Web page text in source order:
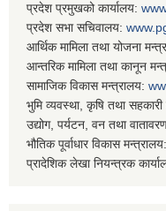
प्रदेश प्रमुखको कार्यालय:
प्रदेश सभा सचिवालय: www.
आर्थिक मामिला तथा योजना
आन्तरिक मामिला तथा कानून
सामाजिक विकास मन्त्रालय:
भुमि व्यवस्था, कृषि तथा सहकारी
उद्योग, पर्यटन, वन तथा
भौतिक पूर्वाधार विकास मन्त्रालय:
प्रादेशिक लेखा नियन्त्रक